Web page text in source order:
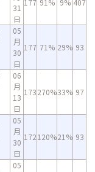
31
日
177 91% 9% 407
05
月
30
日
177 71% 29% 93
06
月
13
日
173270%33% 97
05
月
30
日
172120%21% 93
05